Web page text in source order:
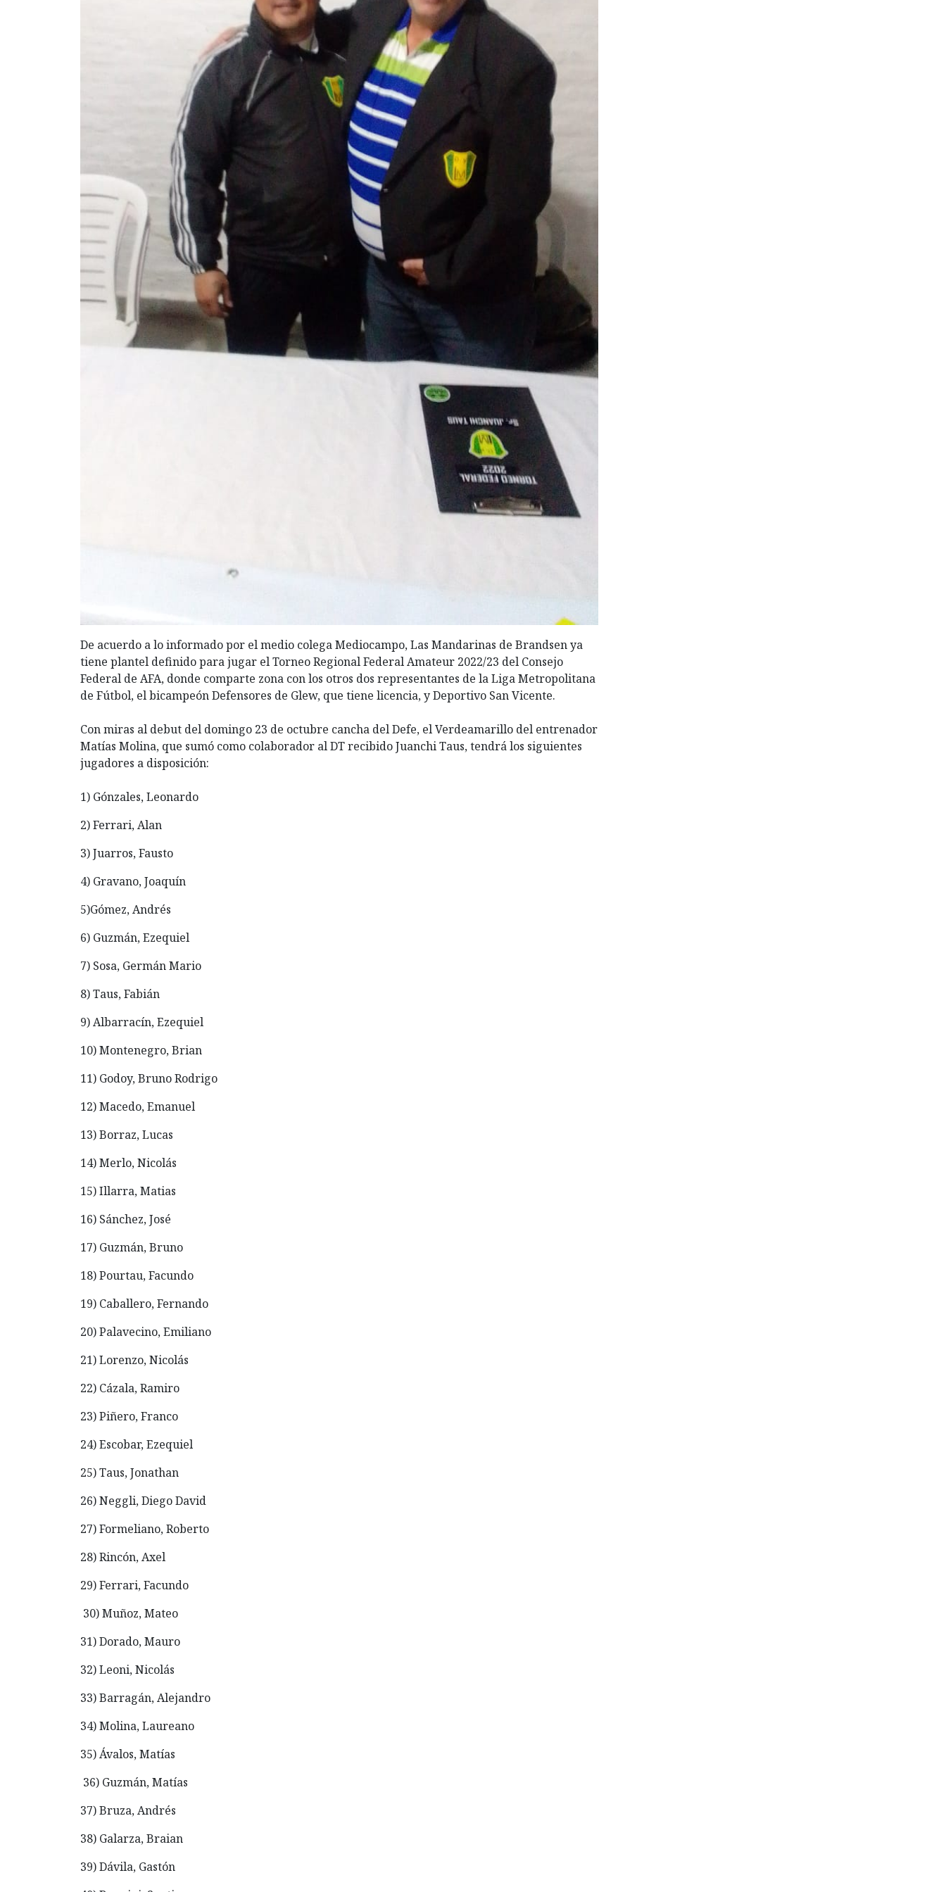
De acuerdo a lo informado por el medio colega Mediocampo, Las Mandarinas de Brandsen ya
tiene plantel definido para jugar el Torneo Regional Federal Amateur 2022/23 del Consejo
Federal de AFA, donde comparte zona con los otros dos representantes de la Liga Metropolitana
de Fútbol, el bicampeón Defensores de Glew, que tiene licencia, y Deportivo San Vicente.
Con miras al debut del domingo 23 de octubre cancha del Defe, el Verdeamarillo del entrenador
Matías Molina, que sumó como colaborador al DT recibido Juanchi Taus, tendrá los siguientes
jugadores a disposición:
1) Gónzales, Leonardo
2) Ferrari, Alan
3) Juarros, Fausto
4) Gravano, Joaquín
5)Gómez, Andrés
6) Guzmán, Ezequiel
7) Sosa, Germán Mario
8) Taus, Fabián
9) Albarracín, Ezequiel
10) Montenegro, Brian
11) Godoy, Bruno Rodrigo
12) Macedo, Emanuel
13) Borraz, Lucas
14) Merlo, Nicolás
15) Illarra, Matias
16) Sánchez, José
17) Guzmán, Bruno
18) Pourtau, Facundo
19) Caballero, Fernando
20) Palavecino, Emiliano
21) Lorenzo, Nicolás
22) Cázala, Ramiro
23) Piñero, Franco
24) Escobar, Ezequiel
25) Taus, Jonathan
26) Neggli, Diego David
27) Formeliano, Roberto
28) Rincón, Axel
29) Ferrari, Facundo
30) Muñoz, Mateo
31) Dorado, Mauro
32) Leoni, Nicolás
33) Barragán, Alejandro
34) Molina, Laureano
35) Ávalos, Matías
36) Guzmán, Matías
37) Bruza, Andrés
38) Galarza, Braian
39) Dávila, Gastón